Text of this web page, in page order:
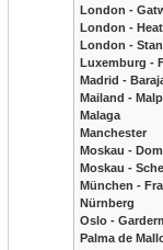
London -
London -
London -
Luxemburg -
Madrid -
Mailand -
Malaga
Manchester
Moskau -
Moskau -
München -
Nürnberg
Oslo -
Palma de